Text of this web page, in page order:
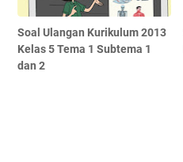
Soal Ulangan Kurikulum 2013
Kelas 5 Tema 1 Subtema 1
dan 2